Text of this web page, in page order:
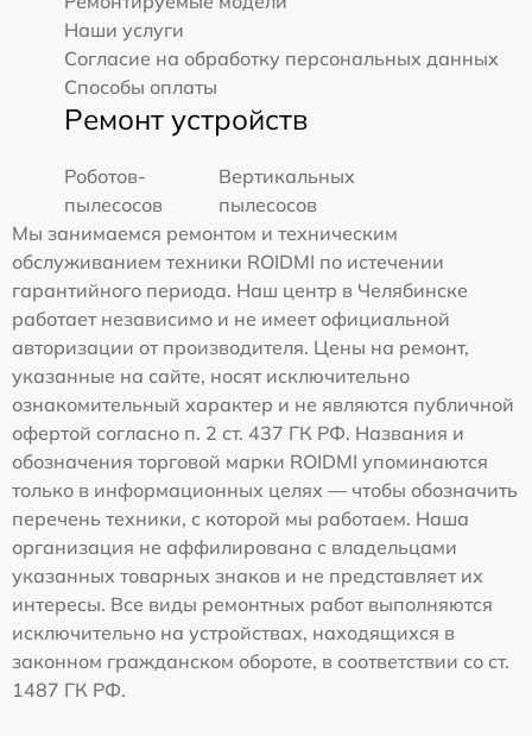
Наши услуги
Согласие на обработку персональных данных
Способы оплаты
Ремонт устройств
Роботов-
пылесосов
Вертикальных
пылесосов
Мы занимаемся ремонтом и техническим
обслуживанием техники ROIDMI по истечении
гарантийного периода. Наш центр в Челябинске
работает независимо и не имеет официальной
авторизации от производителя. Цены на ремонт,
указанные на сайте, носят исключительно
ознакомительный характер и не являются публичной
офертой согласно п. 2 ст. 437 ГК РФ. Названия и
обозначения торговой марки ROIDMI упоминаются
только в информационных целях — чтобы обозначить
перечень техники, с которой мы работаем. Наша
организация не аффилирована с владельцами
указанных товарных знаков и не представляет их
интересы. Все виды ремонтных работ выполняются
исключительно на устройствах, находящихся в
законном гражданском обороте, в соответствии со ст.
1487 ГК РФ.